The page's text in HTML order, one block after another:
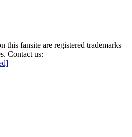
this fansite are registered trademarks
Contact us: